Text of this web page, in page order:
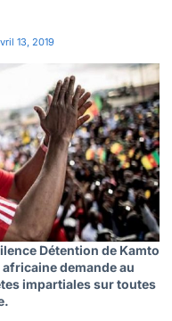
13, 2019
Détention de Kamto
africaine demande au
impartiales sur toutes